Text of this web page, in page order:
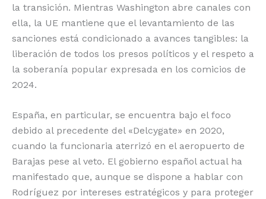
la transición. Mientras Washington abre canales con
ella, la UE mantiene que el levantamiento de las
sanciones está condicionado a avances tangibles: la
liberación de todos los presos políticos y el respeto a
la soberanía popular expresada en los comicios de
2024.
España, en particular, se encuentra bajo el foco
debido al precedente del «Delcygate» en 2020,
cuando la funcionaria aterrizó en el aeropuerto de
Barajas pese al veto. El gobierno español actual ha
manifestado que, aunque se dispone a hablar con
Rodríguez por intereses estratégicos y para proteger